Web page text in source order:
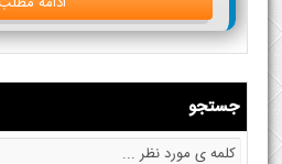
جستجو